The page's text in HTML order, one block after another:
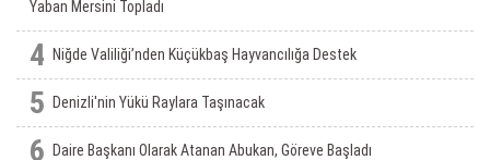
Yaban Mersini Topladı
4 Niğde Valiliği’nden Küçükbaş Hayvancılığa Destek
5 Denizli'nin Yükü Raylara Taşınacak
6 Daire Başkanı Olarak Atanan Abukan, Göreve Başladı